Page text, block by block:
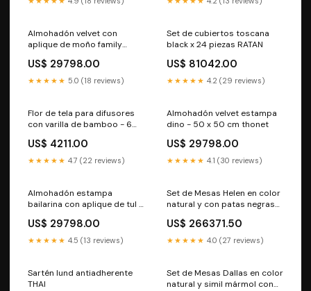
Almohadón velvet con
aplique de moño family
US$ 29798.00
★★★★★ 5.0 (18 reviews)
Set de cubiertos toscana
black x 24 piezas RATAN
US$ 81042.00
★★★★★ 4.2 (29 reviews)
Flor de tela para difusores
con varilla de bamboo - 6
US$ 4211.00
★★★★★ 4.7 (22 reviews)
Almohadón velvet estampa
dino - 50 x 50 cm thonet
US$ 29798.00
★★★★★ 4.1 (30 reviews)
Almohadón estampa
bailarina con aplique de tul -
US$ 29798.00
★★★★★ 4.5 (13 reviews)
Set de Mesas Helen en color
natural y con patas negras
US$ 266371.50
★★★★★ 4.0 (27 reviews)
Sartén lund antiadherente
THAI
Set de Mesas Dallas en color
natural y simil mármol con